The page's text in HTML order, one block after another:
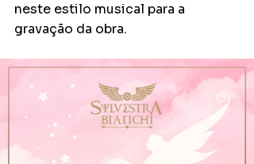
neste estilo musical para a
gravação da obra.